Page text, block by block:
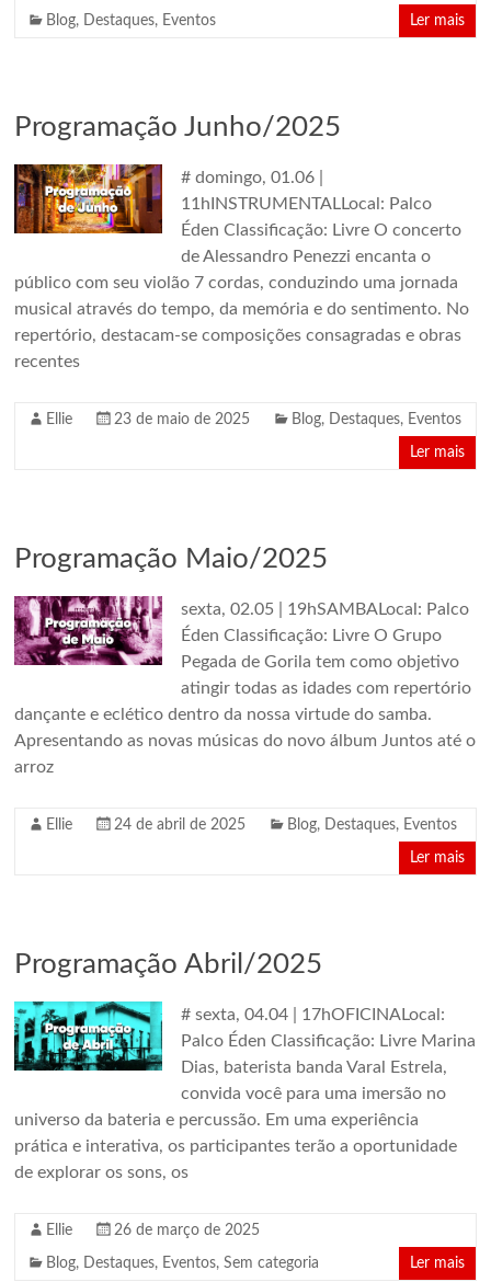
Blog, Destaques, Eventos Ler mais
Programação Junho/2025
# domingo, 01.06 |
11hINSTRUMENTALLocal: Palco
Éden Classificação: Livre O concerto
de Alessandro Penezzi encanta o
público com seu violão 7 cordas, conduzindo uma jornada
musical através do tempo, da memória e do sentimento. No
repertório, destacam-se composições consagradas e obras
recentes
Ellie 23 de maio de 2025 Blog, Destaques, Eventos
Ler mais
Programação Maio/2025
sexta, 02.05 | 19hSAMBALocal: Palco
Éden Classificação: Livre O Grupo
Pegada de Gorila tem como objetivo
atingir todas as idades com repertório
dançante e eclético dentro da nossa virtude do samba.
Apresentando as novas músicas do novo álbum Juntos até o
arroz
Ellie 24 de abril de 2025 Blog, Destaques, Eventos
Ler mais
Programação Abril/2025
# sexta, 04.04 | 17hOFICINALocal:
Palco Éden Classificação: Livre Marina
Dias, baterista banda Varal Estrela,
convida você para uma imersão no
universo da bateria e percussão. Em uma experiência
prática e interativa, os participantes terão a oportunidade
de explorar os sons, os
Ellie 26 de março de 2025
Blog, Destaques, Eventos,Sem categoria Ler mais